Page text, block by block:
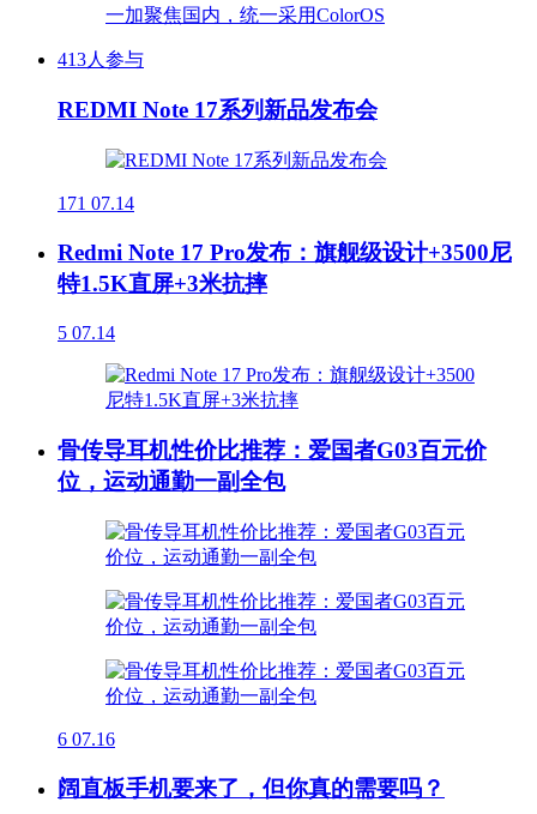
413人参与
REDMI Note 17系列新品发布会
171 07.14
Redmi Note 17 Pro发布：旗舰级设计+3500尼
特1.5K直屏+3米抗摔
5 07.14
骨传导耳机性价比推荐：爱国者G03百元价
位，运动通勤一副全包
6 07.16
阔直板手机要来了，但你真的需要吗？